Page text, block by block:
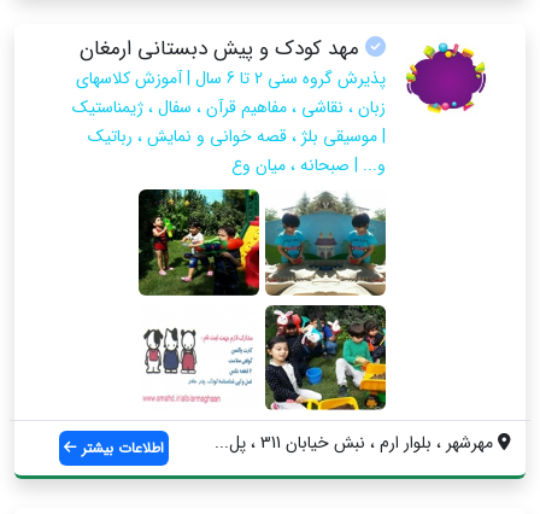
مهد کودک و پیش دبستانی ارمغان
پذیرش گروه سنی 2 تا 6 سال | آموزش کلاسهای
زبان ، نقاشی ، مفاهیم قرآن ، سفال ، ژیمناستیک
| موسیقی بلژ ، قصه خوانی و نمایش ، رباتیک
و... | صبحانه ، میان وع
مهرشهر ، بلوار ارم ، نبش خیابان 311 ، پل... اطلاعات بیشتر